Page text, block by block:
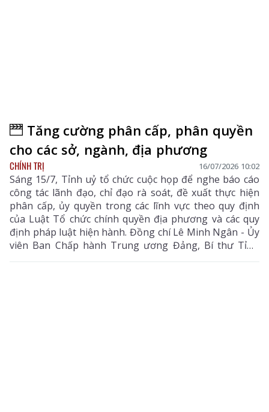
Tăng cường phân cấp, phân quyền
cho các sở, ngành, địa phương
CHÍNH TRỊ 16/07/2026 10:02
Sáng 15/7, Tỉnh uỷ tổ chức cuộc họp để nghe báo cáo
công tác lãnh đạo, chỉ đạo rà soát, đề xuất thực hiện
phân cấp, ủy quyền trong các lĩnh vực theo quy định
của Luật Tổ chức chính quyền địa phương và các quy
định pháp luật hiện hành. Đồng chí Lê Minh Ngân - Ủy
viên Ban Chấp hành Trung ương Đảng, Bí thư Tỉnh
uỷ, Chủ tịch HĐND tỉnh chủ trì cuộc họp.